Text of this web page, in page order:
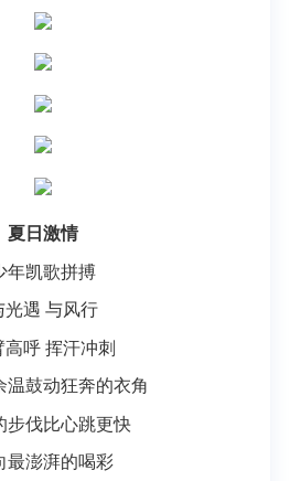
夏日激情
年凯歌拼搏
光遇 与风行
高呼 挥汗冲刺
温鼓动狂奔的衣角
步伐比心跳更快
最澎湃的喝彩